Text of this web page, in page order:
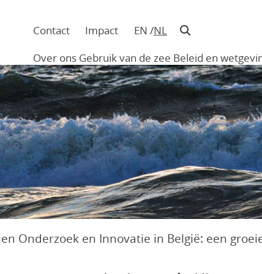
in
hoofding
Contact Impact EN NL
Main
navigation
Over ons Gebruik van de zee Beleid en
Onderzoek en Innovatie in België: een